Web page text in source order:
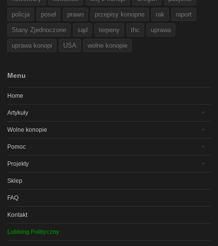
policja poseł prawo przepisy konopne rak raport
Stany Zjednoczone sąd terpeny thc uprawa
uprawa konopi USA wolne konopie
Menu
Home
Artykuły
Wolne konopie
Pomoc
Projekty
Sklep
FAQ
Kontakt
Lobbing Polityczny